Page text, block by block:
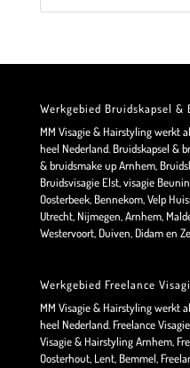
Werkgebied Bruidskapsel &
MM Visagie & Hairstyling werkt
heel Nederland. Bruidskapsel &
& bruidsmake up Arnhem,
Bruidsvisagie Elst, visagie
Oosterbeek, Bennekom, Velp
Utrecht, Nijmegen, Arnhem,
Westervoort, Duiven, Didam en
Werkgebied Freelance
MM Visagie & Hairstyling werkt
heel Nederland. Freelance
Visagie & Hairstyling Arnhem,
Oosterhout, Lent, Bemmel,